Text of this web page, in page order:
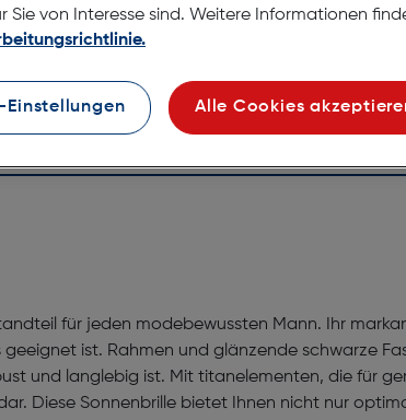
für jeden modebewussten Mann. Ihr
ist. Rahmen und glänzende schwarze
und langlebig ist. Mit titanelementen, die für
Diese Sonnenbrille bietet Ihnen nicht nur
Sie von Interesse sind. Weitere Informationen
Einstellungen Alle Cookies